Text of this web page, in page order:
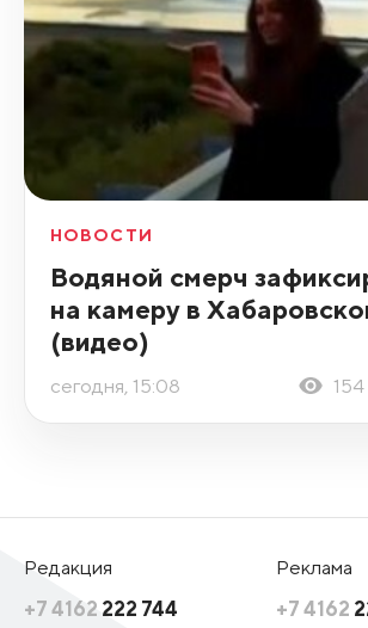
НОВОСТИ
Водяной смерч
на камеру в
(видео)
сегодня, 15:08 154
Редакция
+7 4162 222 744
Реклама
+7 4162